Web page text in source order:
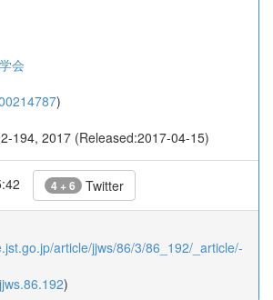
会
)
194, 2017 (Released:2017-04-15)
4 + 6 Twitter
article/jjws/86/3/86_192/_article/-
)